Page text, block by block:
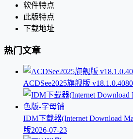
软件特点
此版特点
下载地址
热门文章
ACDSee2025旗舰版
IDM下载器(Internet Download
版2026-07-23